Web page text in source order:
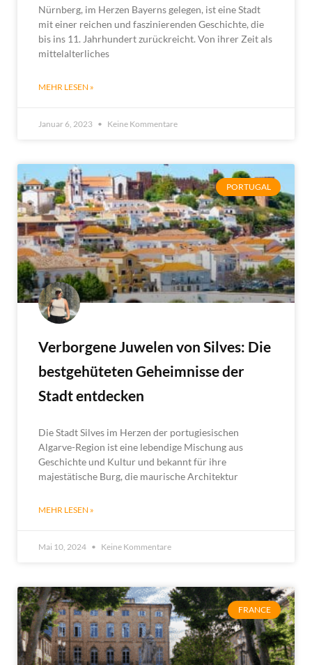
Nürnberg, im Herzen Bayerns gelegen, ist eine Stadt
mit einer reichen und faszinierenden Geschichte, die
bis ins 11. Jahrhundert zurückreicht. Von ihrer Zeit als
mittelalterliches
MEHR LESEN »
Januar 6, 2023 Keine Kommentare
PORTUGAL
Verborgene Juwelen von Silves: Die
bestgehüteten Geheimnisse der
Stadt entdecken
Die Stadt Silves im Herzen der portugiesischen
Algarve-Region ist eine lebendige Mischung aus
Geschichte und Kultur und bekannt für ihre
majestätische Burg, die maurische Architektur
MEHR LESEN »
Mai 10, 2024 Keine Kommentare
FRANCE